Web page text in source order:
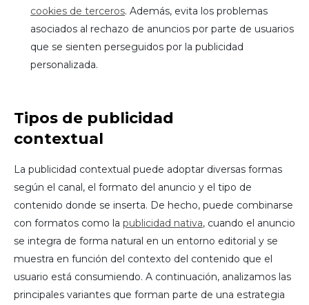
cookies de terceros. Además, evita los problemas
asociados al rechazo de anuncios por parte de usuarios
que se sienten perseguidos por la publicidad
personalizada.
Tipos de publicidad
contextual
La publicidad contextual puede adoptar diversas formas
según el canal, el formato del anuncio y el tipo de
contenido donde se inserta. De hecho, puede combinarse
con formatos como la publicidad nativa, cuando el anuncio
se integra de forma natural en un entorno editorial y se
muestra en función del contexto del contenido que el
usuario está consumiendo. A continuación, analizamos las
principales variantes que forman parte de una estrategia